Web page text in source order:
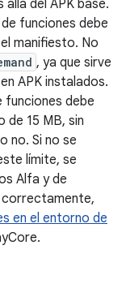
del APK base.
funciones debe
manifiesto. No
, ya que sirve
APK instalados.
funciones debe
de 15 MB, sin
no. Si no se
límite, se
Alfa y de
correctamente,
en el entorno de